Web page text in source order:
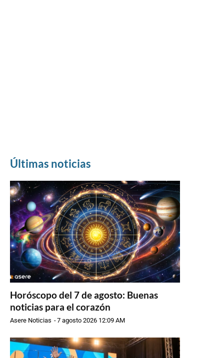
Últimas noticias
Horóscopo del 7 de agosto: Buenas
noticias para el corazón
Asere Noticias -7 agosto 2026 12:09 AM